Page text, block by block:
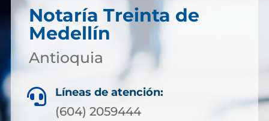
Notaría Treinta de
Medellín
Antioquia
 Líneas de atención:
(604) 2059444